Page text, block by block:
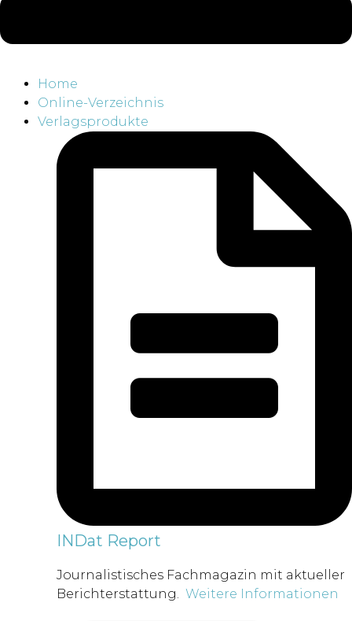
Home
Online-Verzeichnis
Verlagsprodukte
INDat Report
Journalistisches Fachmagazin mit aktueller
Berichterstattung. Weitere Informationen